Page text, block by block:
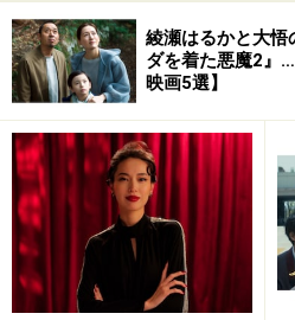
綾瀬はるかと大悟
ダを着た悪魔2』
映画5選】